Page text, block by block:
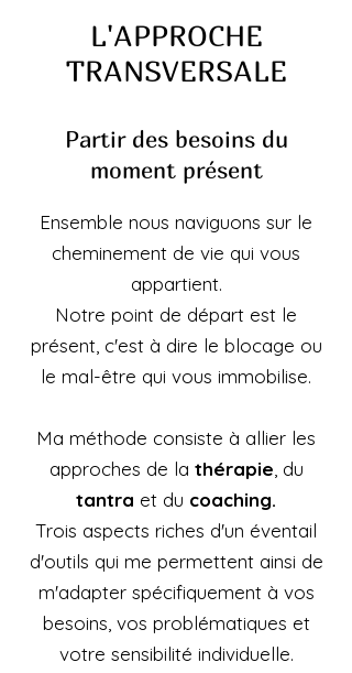
L'APPROCHE
TRANSVERSALE
Partir des besoins du
moment présent
Ensemble nous naviguons sur le
cheminement de vie qui vous
appartient.
Notre point de départ est le
présent, c'est à dire le blocage ou
le mal-être qui vous immobilise.
Ma méthode consiste à allier les
approches de la thérapie du
tantra et du coaching.
Trois aspects riches d'un éventail
d'outils qui me permettent ainsi de
m'adapter spécifiquement à vos
besoins, vos problématiques et
votre sensibilité individuelle.